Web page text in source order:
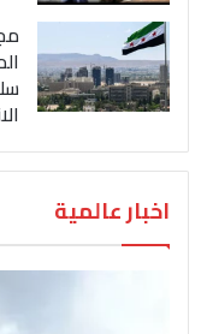
اخبار عالمية